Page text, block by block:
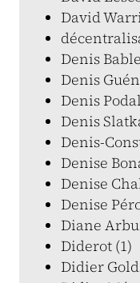
David
Denis
Denis
Denis
Denis
Denis-
Denise
Denise
Denise
Diane
Diderot (1)
Didier